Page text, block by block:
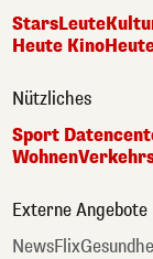
StarsLeute
Heute Kino
Nützliches
Sport
Wohnen
Externe Angebote
NewsFlix